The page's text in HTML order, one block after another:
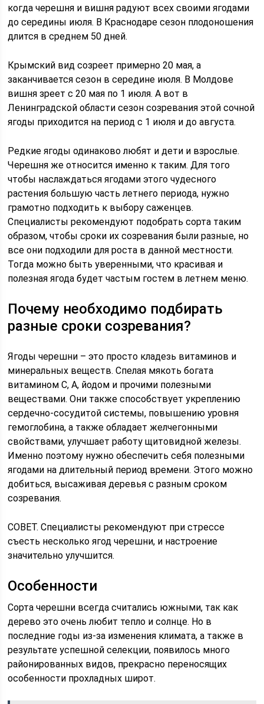
когда черешня и вишня радуют всех своими ягодами
до середины июля. В Краснодаре сезон плодоношения
длится в среднем 50 дней.
Крымский вид созреет примерно 20 мая, а
заканчивается сезон в середине июля. В Молдове
вишня зреет с 20 мая по 1 июля. А вот в
Ленинградской области сезон созревания этой сочной
ягоды приходится на период с 1 июля и до августа.
Редкие ягоды одинаково любят и дети и взрослые.
Черешня же относится именно к таким. Для того
чтобы наслаждаться ягодами этого чудесного
растения большую часть летнего периода, нужно
грамотно подходить к выбору саженцев.
Специалисты рекомендуют подобрать сорта таким
образом, чтобы сроки их созревания были разные, но
все они подходили для роста в данной местности.
Тогда можно быть уверенными, что красивая и
полезная ягода будет частым гостем в летнем меню.
Почему необходимо подбирать
разные сроки созревания?
Ягоды черешни – это просто кладезь витаминов и
минеральных веществ. Спелая мякоть богата
витамином С, А, йодом и прочими полезными
веществами. Они также способствует укреплению
сердечно-сосудитой системы, повышению уровня
гемоглобина, а также обладает желчегонными
свойствами, улучшает работу щитовидной железы.
Именно поэтому нужно обеспечить себя полезными
ягодами на длительный период времени. Этого можно
добиться, высаживая деревья с разным сроком
созревания.
СОВЕТ. Специалисты рекомендуют при стрессе
съесть несколько ягод черешни, и настроение
значительно улучшится.
Особенности
Сорта черешни всегда считались южными, так как
дерево это очень любит тепло и солнце. Но в
последние годы из-за изменения климата, а также в
результате успешной селекции, появилось много
районированных видов, прекрасно переносящих
особенности прохладных широт.